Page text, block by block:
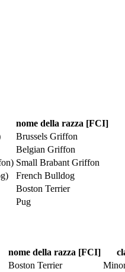
nome della razza [FCI]
Brussels Griffon
Belgian Griffon
Small Brabant Griffon
French Bulldog
Boston Terrier
Pug
nome della razza [FCI]
Boston Terrier